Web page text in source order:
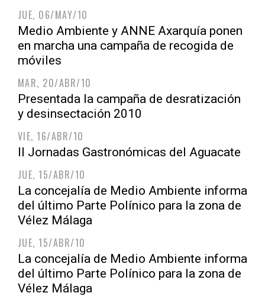
JUE, 06/MAY/10
Medio Ambiente y ANNE Axarquía ponen
en marcha una campaña de recogida de
móviles
MAR, 20/ABR/10
Presentada la campaña de desratización
y desinsectación 2010
VIE, 16/ABR/10
II Jornadas Gastronómicas del Aguacate
JUE, 15/ABR/10
La concejalía de Medio Ambiente informa
del último Parte Polínico para la zona de
Vélez Málaga
JUE, 15/ABR/10
La concejalía de Medio Ambiente informa
del último Parte Polínico para la zona de
Vélez Málaga